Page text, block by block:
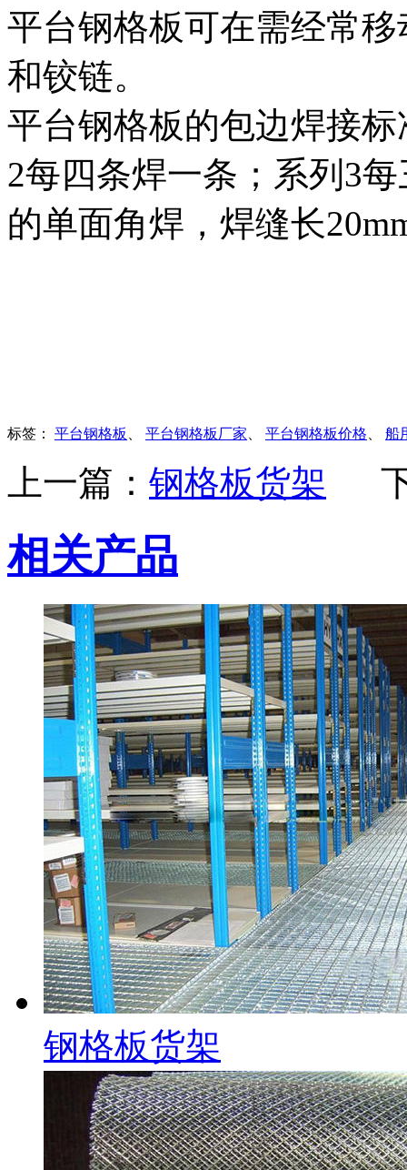
平台钢格板可在需经常
和铰链。
平台钢格板的包边焊接
2每四条焊一条；系列3
的单面角焊，焊缝长
标签： 平台钢格板 、 平台钢格板厂家、 平台钢格板价格、 船
上一篇： 钢格板货架
相关产品
钢格板货架